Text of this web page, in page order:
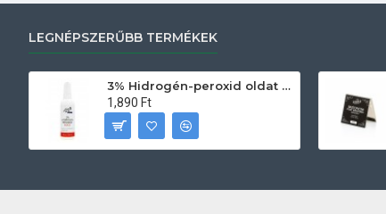
LEGNÉPSZERŰBB TERMÉKEK
3% Hidrogén-peroxid oldat (sebfertőtlenítő) 100ml
1,890 Ft